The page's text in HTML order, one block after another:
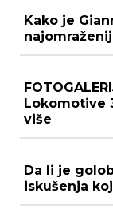
Kako je
Lokomotive
više
Da li je
iskušenja